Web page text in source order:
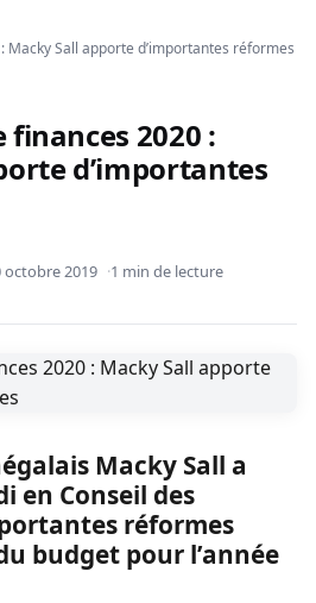
Macky Sall apporte d’importantes réformes
finances 2020 :
d’importantes
octobre 2019 1 min de lecture
Macky Sall a
en Conseil des
réformes
budget pour l’année